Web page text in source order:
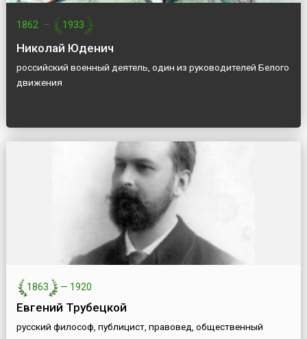
1862 — 1933
Николай Юденич
российский военный деятель, один из руководителей Белого
движения
1863 — 1920
Евгений Трубецкой
русский философ, публицист, правовед, общественный